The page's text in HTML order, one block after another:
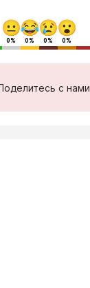
0% 0% 0% 0%
с нами